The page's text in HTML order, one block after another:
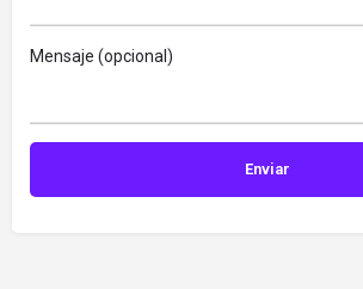
Mensaje (opcional)